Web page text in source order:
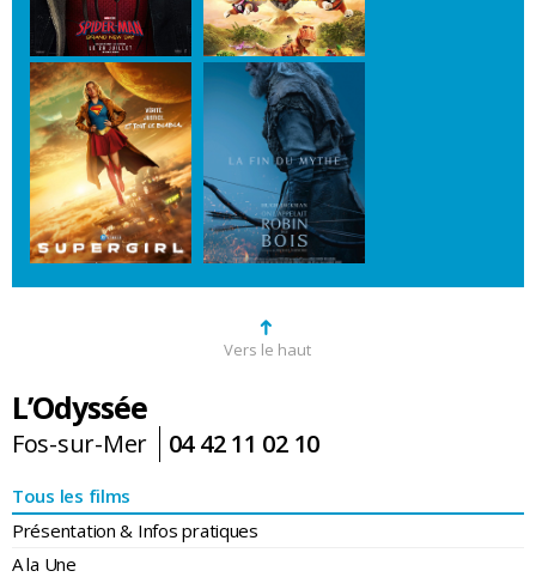
L’Odyssée
Fos-sur-Mer 04 42 11 02 10
Tous les films
Présentation & Infos pratiques
A la Une
Vers le haut
➜